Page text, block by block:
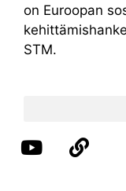
on Euroopan
STM.